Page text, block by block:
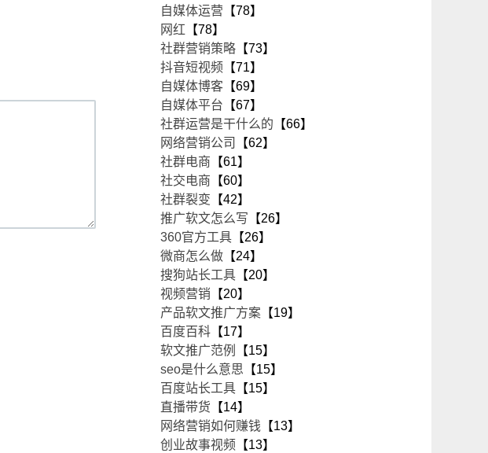
自媒体运营 【78】
网红 【78】
社群营销策略 【73】
抖音短视频 【71】
自媒体博客 【69】
自媒体平台 【67】
社群运营是干什么的 【66】
网络营销公司
【62】
社群电商 【61】
社交电商 【60】
社群裂变 【42】
推广软文怎么写 【26】
360官方工具 【26】
微商怎么做 【24】
搜狗站长工具 【20】
视频营销 【20】
产品软文推广方案 【19】
百度百科 【17】
软文推广范例
【15】
seo是什么意思 【15】
百度站长工具 【15】
直播带货 【14】
网络营销如何赚钱 【13】
创业故事视频 【13】